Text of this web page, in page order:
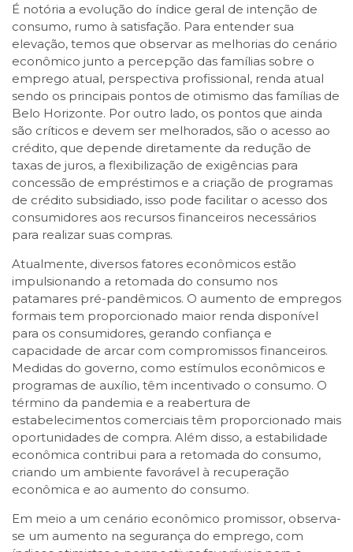
É notória a evolução do índice geral de intenção de
consumo, rumo à satisfação. Para entender sua
elevação, temos que observar as melhorias do cenário
econômico junto a percepção das famílias sobre o
emprego atual, perspectiva profissional, renda atual
sendo os principais pontos de otimismo das famílias de
Belo Horizonte. Por outro lado, os pontos que ainda
são críticos e devem ser melhorados, são o acesso ao
crédito, que depende diretamente da redução de
taxas de juros, a flexibilização de exigências para
concessão de empréstimos e a criação de programas
de crédito subsidiado, isso pode facilitar o acesso dos
consumidores aos recursos financeiros necessários
para realizar suas compras.
Atualmente, diversos fatores econômicos estão
impulsionando a retomada do consumo nos
patamares pré-pandêmicos. O aumento de empregos
formais tem proporcionado maior renda disponível
para os consumidores, gerando confiança e
capacidade de arcar com compromissos financeiros.
Medidas do governo, como estímulos econômicos e
programas de auxílio, têm incentivado o consumo. O
término da pandemia e a reabertura de
estabelecimentos comerciais têm proporcionado mais
oportunidades de compra. Além disso, a estabilidade
econômica contribui para a retomada do consumo,
criando um ambiente favorável à recuperação
econômica e ao aumento do consumo.
Em meio a um cenário econômico promissor, observa-
se um aumento na segurança do emprego, com